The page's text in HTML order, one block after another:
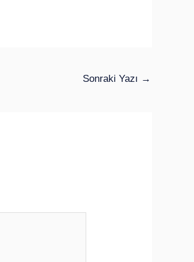
Sonraki Yazı →